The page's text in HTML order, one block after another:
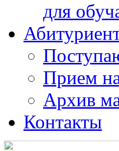
для
Прием
Архив
Контакты